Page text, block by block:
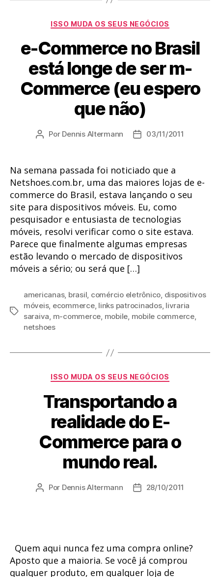
Categorias
ISSO MUDA OS SEUS NEGÓCIOS
e-Commerce no Brasil
está longe de ser m-
Commerce (eu espero
que não)
Autor
Por Dennis Altermann
Data03/11/2011
Na semana passada foi noticiado que a
Netshoes.com.br, uma das maiores lojas de e-
commerce do Brasil, estava lançando o seu
site para dispositivos móveis. Eu, como
pesquisador e entusiasta de tecnologias
móveis, resolvi verificar como o site estava.
Parece que finalmente algumas empresas
estão levando o mercado de dispositivos
móveis a sério; ou será que […]
Tags
americanas, brasil, comércio eletrônico, dispositivos
móveis, ecommerce, links patrocinados, livraria
saraiva, m-commerce, mobile, mobile commerce,
netshoes
Categorias
ISSO MUDA OS SEUS NEGÓCIOS
Transportando a
realidade do E-
Commerce para o
mundo real.
Autor
Por Dennis Altermann
Data28/10/2011
Quem aqui nunca fez uma compra online?
Aposto que a maioria. Se você já comprou
qualquer produto, em qualquer loja de